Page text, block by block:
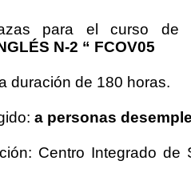
para el curso de
N-2 “ FCOV05
duración de 180 horas.
a personas
Centro Integrado